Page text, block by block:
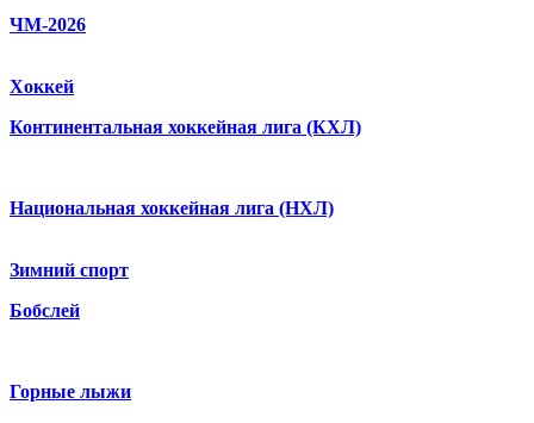
ЧМ-2026
Хоккей
Континентальная хоккейная лига (КХЛ)
Национальная хоккейная лига (НХЛ)
Зимний спорт
Бобслей
Горные лыжи